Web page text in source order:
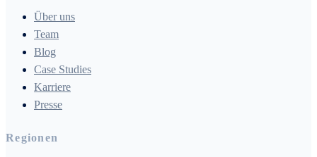
Über uns
Team
Blog
Case Studies
Karriere
Presse
Regionen